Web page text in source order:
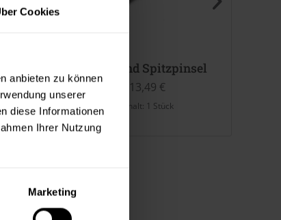
Cookies
anbieten zu können
unserer
diese Informationen
Ihrer Nutzung
Marketing
Allround Spitzpinsel 2022 (PRO-
13,49 €
Inhalt: 1 Stück